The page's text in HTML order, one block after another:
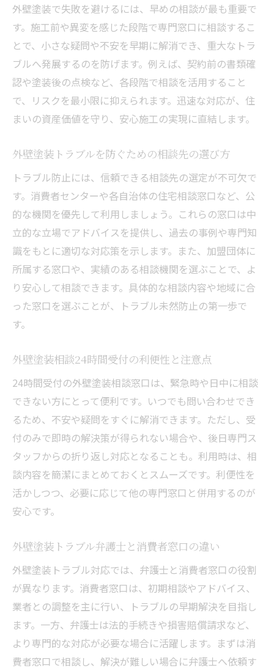
外壁塗装で失敗を避けるには、早めの相談が最も重要で
す。施工前や異変を感じた段階で専門窓口に相談するこ
とで、小さな疑問や不安を早期に解消でき、重大なトラ
ブルへ発展するのを防げます。例えば、契約前の書類確
認や塗装後の点検など、各段階で相談を活用すること
で、リスクを最小限に抑えられます。迅速な対応が、住
まいの資産価値を守り、安心施工の実現に直結します。
外壁塗装トラブルを防ぐための相談先の選び方
トラブル防止には、信頼できる相談先の選定が不可欠で
す。消費者センターや各自治体の住宅相談窓口など、公
的な機関を優先して利用しましょう。これらの窓口は中
立的な立場でアドバイスを提供し、過去の事例や専門知
識をもとに適切な対応策を示します。また、加盟団体に
所属する窓口や、実績のある相談機関を選ぶことで、よ
り安心して相談できます。具体的な相談内容や地域に合
った窓口を選ぶことが、トラブル未然防止の第一歩で
す。
外壁塗装相談24時間受付の利便性と注意点
24時間受付の外壁塗装相談窓口は、緊急時や日中に相談
できない方にとって便利です。いつでも問い合わせでき
るため、不安や疑問をすぐに解消できます。ただし、受
付のみで即時の解決策が得られない場合や、後日専門ス
タッフからの折り返し対応となることも。利用時は、相
談内容を簡潔にまとめておくとスムーズです。利便性を
活かしつつ、必要に応じて他の専門窓口と併用するのが
安心です。
外壁塗装トラブル弁護士と消費者窓口の違い
外壁塗装トラブル対応では、弁護士と消費者窓口の役割
が異なります。消費者窓口は、初期相談やアドバイス、
業者との調整を主に行い、トラブルの早期解決を目指し
ます。一方、弁護士は法的手続きや損害賠償請求など、
より専門的な対応が必要な場合に活躍します。まずは消
費者窓口で相談し、解決が難しい場合に弁護士へ依頼す